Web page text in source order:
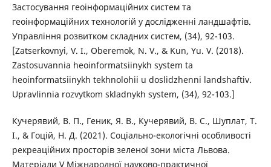
Застосування геоінформаційних систем та
геоінформаційних технологій у дослідженні ландшафтів.
Управління розвитком складних систем, (34), 92-103.
[Zatserkovnyi, V. I., Oberemok, N. V., & Kun, Yu. V. (2018).
Zastosuvannia heoinformatsiinykh system ta
heoinformatsiinykh tekhnolohii u doslidzhenni landshaftiv.
Upravlinnia rozvytkom skladnykh system, (34), 92-103.]
Кучерявий, В. П., Геник, Я. В., Кучерявий, В. С., Шуплат, Т.
І., & Гоцій, Н. Д. (2021). Соціально-екологічні особливості
рекреаційних просторів зеленої зони міста Львова.
Матеріали V Міжнародної науково-практичної